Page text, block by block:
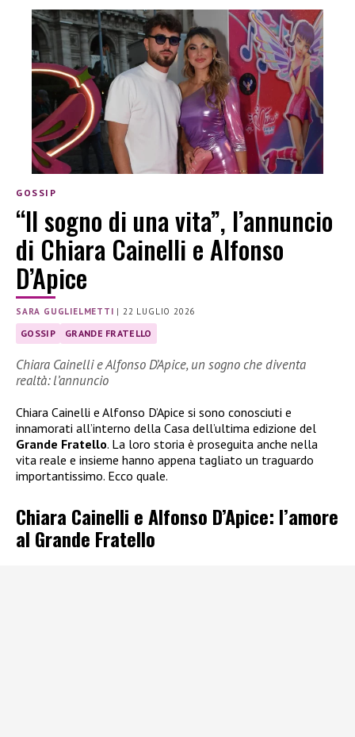
GOSSIP
“Il sogno di una vita”, l’annuncio
di Chiara Cainelli e Alfonso
D’Apice
SARA GUGLIELMETTI | 22 LUGLIO 2026
GOSSIP GRANDE FRATELLO
Chiara Cainelli e Alfonso D’Apice, un sogno che diventa
realtà: l’annuncio
Chiara Cainelli e Alfonso D’Apice si sono conosciuti e
innamorati all’interno della Casa dell’ultima edizione del
Grande Fratello. La loro storia è proseguita anche nella
vita reale e insieme hanno appena tagliato un traguardo
importantissimo. Ecco quale.
Chiara Cainelli e Alfonso D’Apice: l’amore
al Grande Fratello